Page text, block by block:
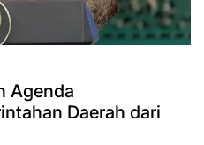
Agenda
Daerah dari